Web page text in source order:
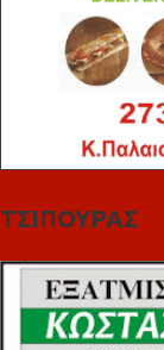
ΤΣΙΠΟΥΡΑΣ